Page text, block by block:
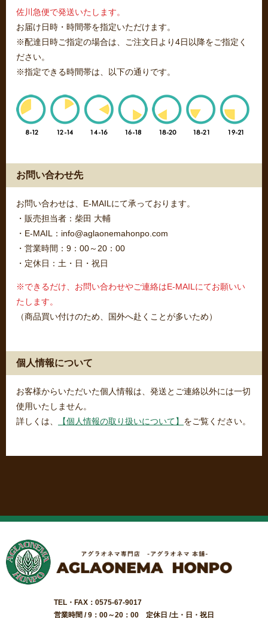
佐川急便で発送いたします。
お届け日時・時間帯を指定いただけます。
※配達日時ご指定の場合は、ご注文日より4日以降をご指定く
ださい。
※指定できる時間帯は、以下の通りです。
お問い合わせ先
お問い合わせは、E-MAILにて承っております。
・販売担当者：柴田 大輔
・E-MAIL：info@aglaonemahonpo.com
・営業時間：9：00～20：00
・定休日：土・日・祝日
※できるだけ、お問い合わせやご連絡はE-MAILにてお願いい
たします。
（商品買い付けのため、国外へ赴くことが多いため）
個人情報について
お客様からいただいた個人情報は、発送とご連絡以外には一切
使用いたしません。
詳しくは、
【個人情報の取り扱いについて】 をご覧ください。
TEL・FAX：0575-67-9017
営業時間 / 9：00～20：00 定休日 /土・日・祝日